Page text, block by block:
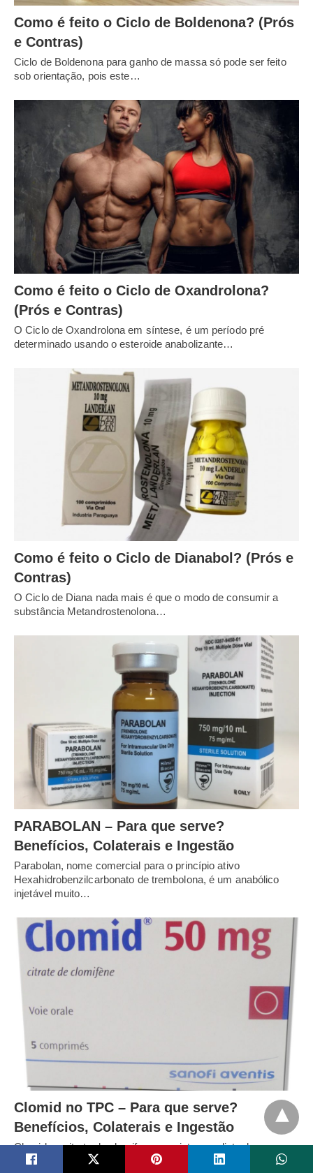
Como é feito o Ciclo de Boldenona? (Prós
e Contras)
Ciclo de Boldenona para ganho de massa só pode ser feito
sob orientação, pois este…
Como é feito o Ciclo de Oxandrolona?
(Prós e Contras)
O Ciclo de Oxandrolona em síntese, é um período pré
determinado usando o esteroide anabolizante…
Como é feito o Ciclo de Dianabol? (Prós e
Contras)
O Ciclo de Diana nada mais é que o modo de consumir a
substância Metandrostenolona…
PARABOLAN – Para que serve?
Benefícios, Colaterais e Ingestão
Parabolan, nome comercial para o princípio ativo
Hexahidrobenzilcarbonato de trembolona, é um anabólico
injetável muito…
Clomid no TPC – Para que serve?
Benefícios, Colaterais e Ingestão
Clomid ou citrato de clomifeno, que integra a lista de
medicamentos recomendados para tratar problemas…